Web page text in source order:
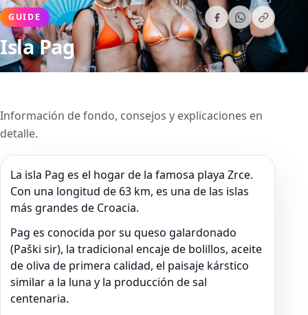
GUIDE
Isla Pag
Información de fondo, consejos y explicaciones en
detalle.
La isla Pag es el hogar de la famosa playa Zrce.
Con una longitud de 63 km, es una de las islas
más grandes de Croacia.
Pag es conocida por su queso galardonado
(Paški sir), la tradicional encaje de bolillos, aceite
de oliva de primera calidad, el paisaje kárstico
similar a la luna y la producción de sal
centenaria.